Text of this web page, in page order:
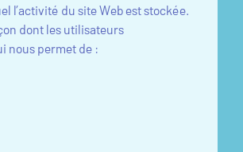
l’activité du site Web est stockée.
dont les utilisateurs
nous permet de :